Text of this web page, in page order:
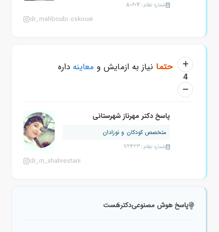
شماره نظام: 80607
dr_mahboubi.oskouei
4
حتما نیاز به ازمایش و معاینه داره
پاسخ دکتر مهرناز شهرستانی
متخصص کودکان و نوزادان
شماره نظام: 112423
dr_m_shahrestani
پاسخ هوش مصنوعیدکترهَست